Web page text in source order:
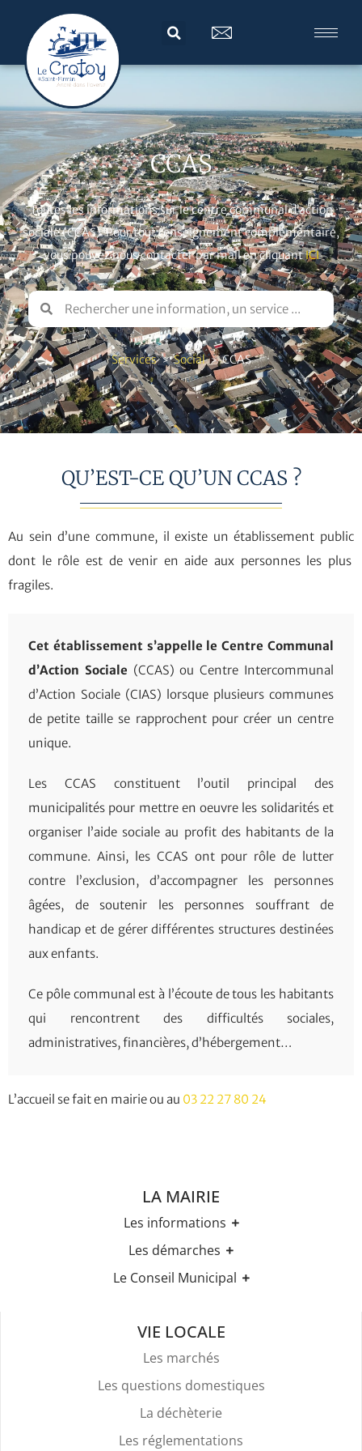
CCAS
Toutes les informations sur le centre communal d’action
sociale (CCAS). Pour tout renseignement complémentaire,
vous pouvez nous contacter par mail en cliquantICI
Services > Social > CCAS
QU’EST-CE QU’UN CCAS ?
Au sein d’une commune, il existe un établissement public
dont le rôle est de venir en aide aux personnes les plus
fragiles.
Cet établissement s’appelle le Centre Communal
d’Action Sociale (CCAS) ou Centre Intercommunal
d’Action Sociale (CIAS) lorsque plusieurs communes
de petite taille se rapprochent pour créer un centre
unique.
Les CCAS constituent l’outil principal des
municipalités pour mettre en oeuvre les solidarités et
organiser l’aide sociale au profit des habitants de la
commune. Ainsi, les CCAS ont pour rôle de lutter
contre l’exclusion, d’accompagner les personnes
âgées, de soutenir les personnes souffrant de
handicap et de gérer différentes structures destinées
aux enfants.
Ce pôle communal est à l’écoute de tous les habitants
qui rencontrent des difficultés sociales,
administratives, financières, d’hébergement…
L’accueil se fait en mairie ou au 03 22 27 80 24
LA MAIRIE
Les informations
Les horaires
Les élections
Stationnement
Les démarches
Etat-civil
Recensement militaire
Mariage & Pacs
Livret de Famille
Légalisation de signature
Services Funéraires
Le Conseil Municipal
VIE LOCALE
Les marchés
Les questions domestiques
La déchèterie
Les réglementations